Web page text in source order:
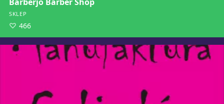
SKLEP
466